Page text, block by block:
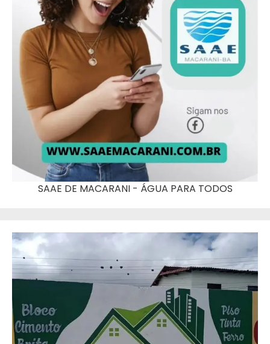
SAAE DE MACARANI - ÁGUA PARA TODOS